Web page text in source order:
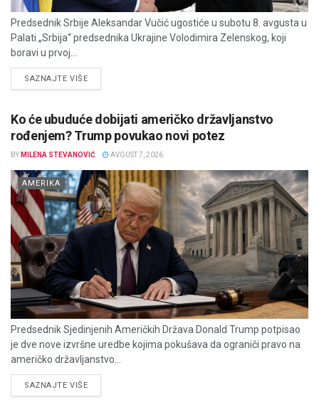
Predsednik Srbije Aleksandar Vučić ugostiće u subotu 8. avgusta u
Palati „Srbija“ predsednika Ukrajine Volodimira Zelenskog, koji
boravi u prvoj...
SAZNAJTE VIŠEDETAILS
Ko će ubuduće dobijati američko državljanstvo
rođenjem? Trump povukao novi potez
BY MILENA STEVANOVIĆ AVGUST 7, 2026
AMERIKA
Predsednik Sjedinjenih Američkih Država Donald Trump potpisao
je dve nove izvršne uredbe kojima pokušava da ograniči pravo na
američko državljanstvo...
SAZNAJTE VIŠEDETAILS